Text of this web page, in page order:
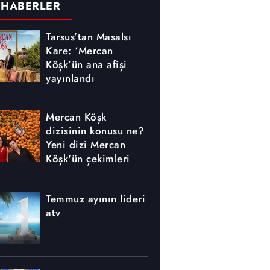
Tarsus’tan Masalsı
Kare: ‘Mercan
Köşk’ün ana afişi
yayınlandı
Mercan Köşk
dizisinin konusu ne?
Yeni dizi Mercan
Köşk'ün çekimleri
Temmuz ayının lideri
atv